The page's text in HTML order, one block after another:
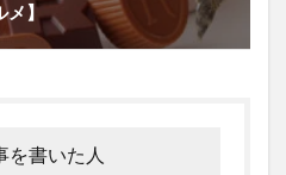
メ】
を書いた人